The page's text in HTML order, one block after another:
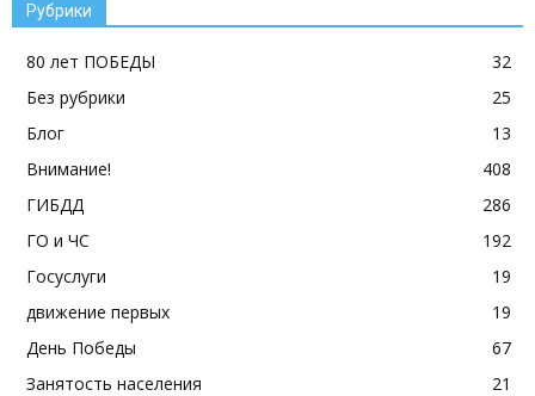
Рубрики
80 лет ПОБЕДЫ
32
Без рубрики
25
Блог
13
Внимание!
408
ГИБДД
286
ГО и ЧС
192
Госуслуги
19
движение первых
19
День Победы
67
Занятость населения
21